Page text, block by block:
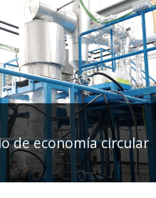
de economía circular